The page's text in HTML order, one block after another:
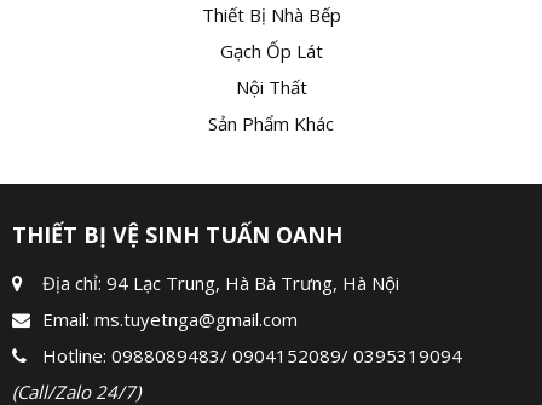
Thiết Bị Nhà Bếp
Gạch Ốp Lát
Nội Thất
Sản Phẩm Khác
THIẾT BỊ VỆ SINH TUẤN OANH
Địa chỉ: 94 Lạc Trung, Hà Bà Trưng, Hà Nội
Email: ms.tuyetnga@gmail.com
Hotline: 0988089483/ 0904152089/ 0395319094
(Call/Zalo 24/7)